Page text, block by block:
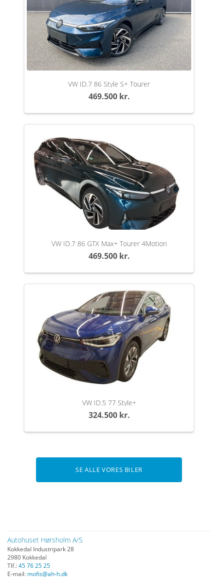
VW ID.7 86 Style S+ Tourer
469.500 kr.
VW ID.7 86 GTX Max+ Tourer 4Motion
469.500 kr.
VW ID.5 77 Style+
324.500 kr.
SE ALLE VORES BILER
Autohuset Hørsholm A/S
Kokkedal Industripark 28
2980 Kokkedal
Tlf.:45 76 25 25
E-mail: mofis@ah-h.dk